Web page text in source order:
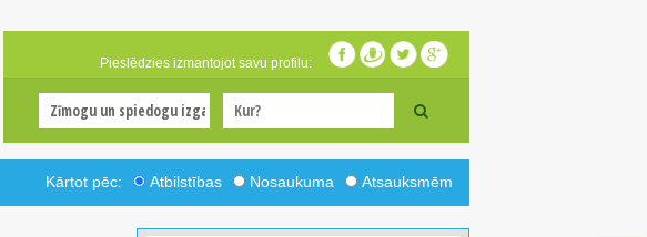
Pieslēdzies izmantojot savu profilu:
Kārtot pēc: Atbilstības Nosaukuma Atsauksmēm